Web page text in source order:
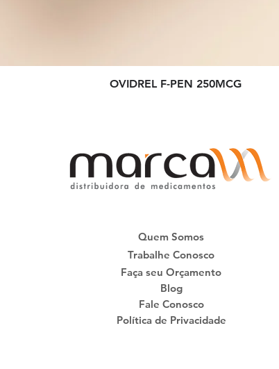
OVIDREL F-PEN 250MCG
Quem Somos
Trabalhe Conosco
Faça seu Orçamento
Blog
Fale Conosco
Política de Privacidade